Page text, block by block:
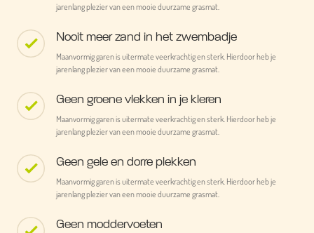
jarenlang plezier van een mooie duurzame grasmat.
Nooit meer zand in het zwembadje
Maanvormig garen is uitermate veerkrachtig en sterk. Hierdoor heb je
jarenlang plezier van een mooie duurzame grasmat.
Geen groene vlekken in je kleren
Maanvormig garen is uitermate veerkrachtig en sterk. Hierdoor heb je
jarenlang plezier van een mooie duurzame grasmat.
Geen gele en dorre plekken
Maanvormig garen is uitermate veerkrachtig en sterk. Hierdoor heb je
jarenlang plezier van een mooie duurzame grasmat.
Geen moddervoeten